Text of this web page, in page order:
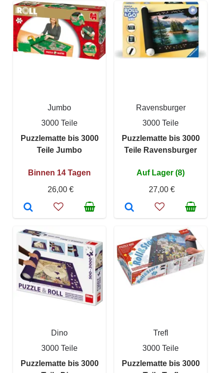
Jumbo
3000 Teile
Puzzlematte bis 3000
Teile Jumbo
Binnen 14 Tagen
26,00 €
Ravensburger
3000 Teile
Puzzlematte bis 3000
Teile Ravensburger
Auf Lager (8)
27,00 €
Dino
3000 Teile
Puzzlematte bis 3000
Trefl
3000 Teile
Puzzlematte bis 3000